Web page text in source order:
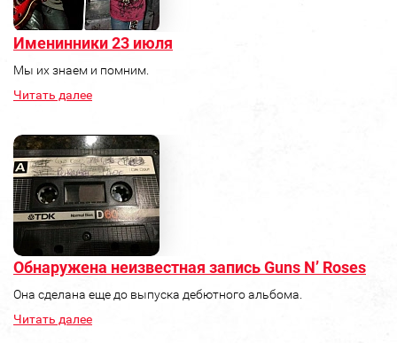
Именинники 23 июля
Мы их знаем и помним.
Читать далее
Обнаружена неизвестная запись Guns N’ Roses
Она сделана еще до выпуска дебютного альбома.
Читать далее